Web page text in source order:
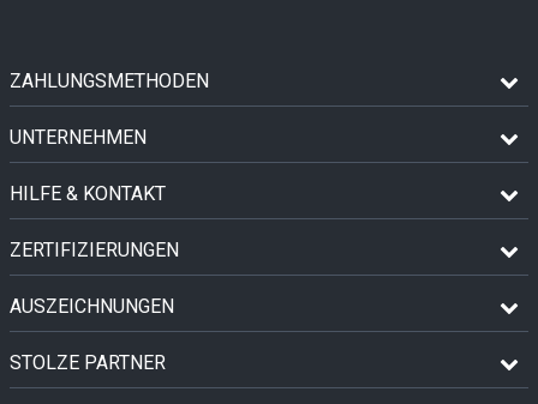
ZAHLUNGSMETHODEN
UNTERNEHMEN
HILFE & KONTAKT
ZERTIFIZIERUNGEN
AUSZEICHNUNGEN
STOLZE PARTNER